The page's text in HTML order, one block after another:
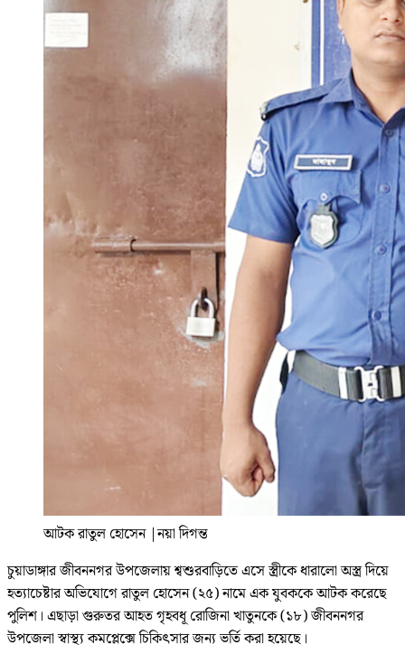
আটক রাতুল হোসেন |নয়া দিগন্ত
চুয়াডাঙ্গার জীবননগর উপজেলায় শ্বশুরবাড়িতে এসে স্ত্রীকে ধারালো অস্ত্র দিয়ে
হত্যাচেষ্টার অভিযোগে রাতুল হোসেন (২৫) নামে এক যুবককে আটক করেছে
পুলিশ। এছাড়া গুরুতর আহত গৃহবধূ রোজিনা খাতুনকে (১৮) জীবননগর
উপজেলা স্বাস্থ্য কমপ্লেক্সে চিকিৎসার জন্য ভর্তি করা হয়েছে।